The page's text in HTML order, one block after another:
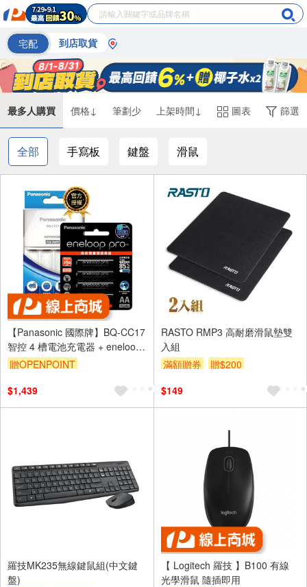
宅配 到店取貨
最多人購買 價格↓ 筆劃少 上架時間↓ 圖表 篩選
全部 手寫板 鍵盤 滑鼠
【Panasonic 國際牌】BQ-CC17
智控 4 槽電池充電器 + eneloop
pro 鎳氫充電電池 (3號4入)
贈OPENPOINT
$1,439
RASTO RMP3 高耐磨滑鼠墊雙
入組
滿額贈券
贈$200
$149
羅技MK235無線鍵鼠組(中文鍵
盤)
【 Logitech 羅技 】B100 有線
光學滑鼠 隨插即用